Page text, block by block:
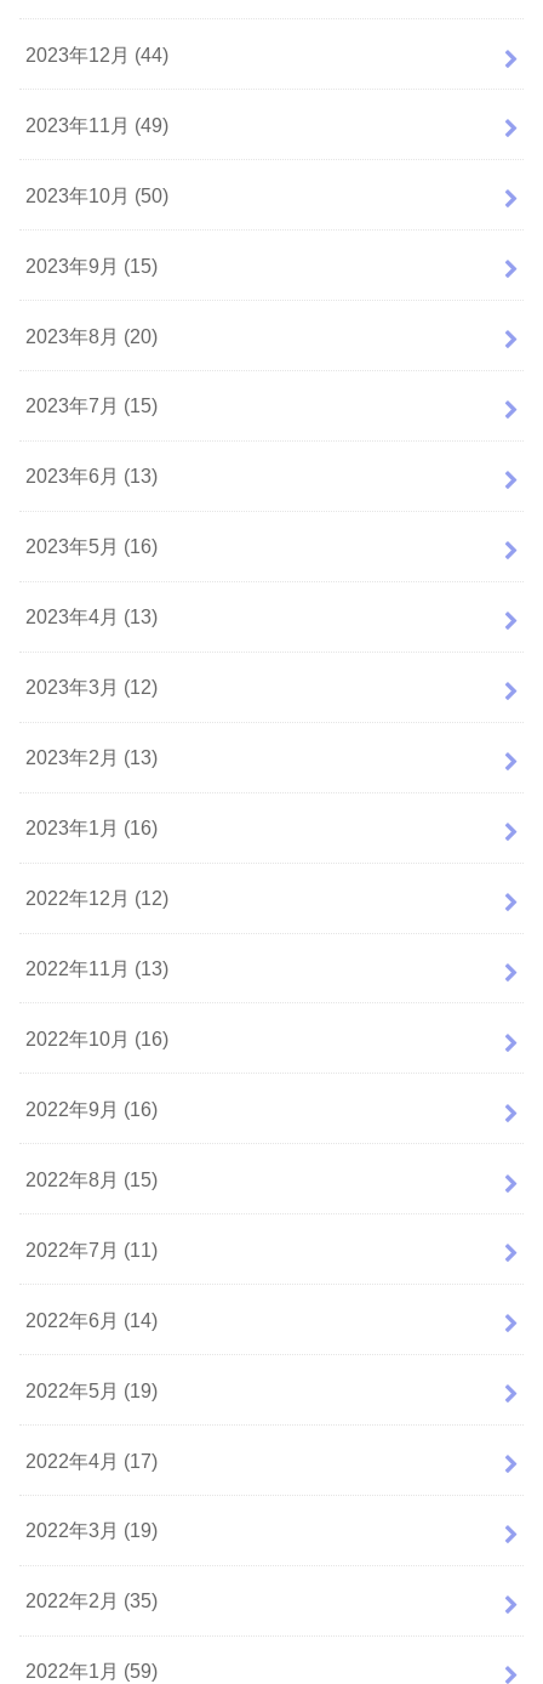
2023年12月 (44)
2023年11月 (49)
2023年10月 (50)
2023年9月 (15)
2023年8月 (20)
2023年7月 (15)
2023年6月 (13)
2023年5月 (16)
2023年4月 (13)
2023年3月 (12)
2023年2月 (13)
2023年1月 (16)
2022年12月 (12)
2022年11月 (13)
2022年10月 (16)
2022年9月 (16)
2022年8月 (15)
2022年7月 (11)
2022年6月 (14)
2022年5月 (19)
2022年4月 (17)
2022年3月 (19)
2022年2月 (35)
2022年1月 (59)